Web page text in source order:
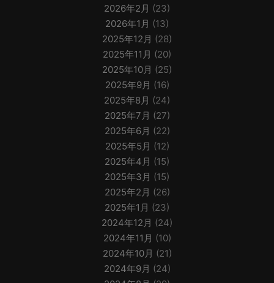
2026年2月 (23)
2026年1月 (13)
2025年12月 (28)
2025年11月 (20)
2025年10月 (25)
2025年9月 (16)
2025年8月 (24)
2025年7月 (27)
2025年6月 (22)
2025年5月 (12)
2025年4月 (15)
2025年3月 (15)
2025年2月 (26)
2025年1月 (23)
2024年12月 (24)
2024年11月 (10)
2024年10月 (21)
2024年9月 (24)